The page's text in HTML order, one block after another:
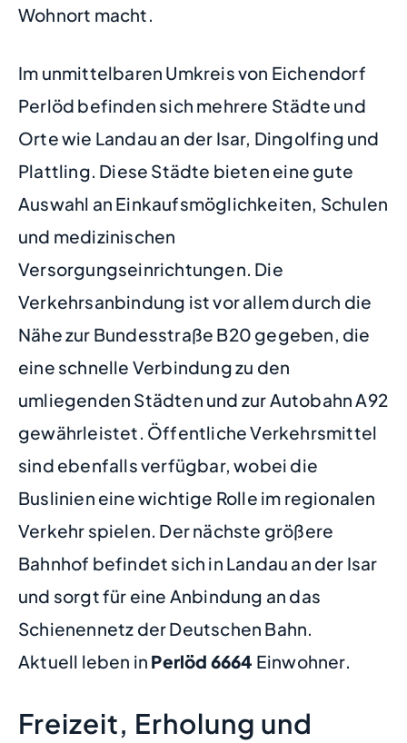
Wohnort macht.
Im unmittelbaren Umkreis von Eichendorf
Perlöd befinden sich mehrere Städte und
Orte wie Landau an der Isar, Dingolfing und
Plattling. Diese Städte bieten eine gute
Auswahl an Einkaufsmöglichkeiten, Schulen
und medizinischen
Versorgungseinrichtungen. Die
Verkehrsanbindung ist vor allem durch die
Nähe zur Bundesstraße B20 gegeben, die
eine schnelle Verbindung zu den
umliegenden Städten und zur Autobahn A92
gewährleistet. Öffentliche Verkehrsmittel
sind ebenfalls verfügbar, wobei die
Buslinien eine wichtige Rolle im regionalen
Verkehr spielen. Der nächste größere
Bahnhof befindet sich in Landau an der Isar
und sorgt für eine Anbindung an das
Schienennetz der Deutschen Bahn.
Aktuell leben in Perlöd 6664 Einwohner.
Freizeit, Erholung und